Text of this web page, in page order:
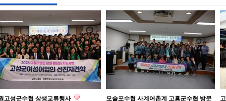
고성군수협 상생교류행사 모슬포수협 사계어촌계 고흥군수협 방문